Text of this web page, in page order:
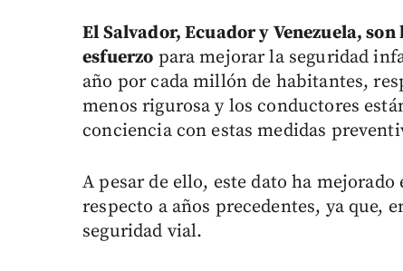
El Salvador, Ecuador y Venezuela,
esfuerzo para mejorar la seguridad
año por cada millón de habitantes,
menos rigurosa y los conductores
conciencia con estas medidas
A pesar de ello, este dato ha
respecto a años precedentes, ya que,
seguridad vial.